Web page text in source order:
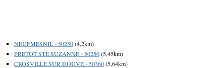
NEUFMESNIL - 50250(4,2km)
PRETOT STE SUZANNE - 50250(5,45km)
CROSVILLE SUR DOUVE - 50360(5,64km)